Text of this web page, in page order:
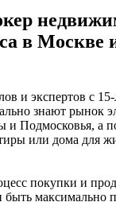
в Москве
и экспертов с
знают рынок
Подмосковья, а
или дома для
покупки и
максимально